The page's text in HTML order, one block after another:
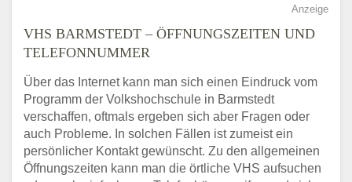
Anzeige
VHS BARMSTEDT – ÖFFNUNGSZEITEN UND
TELEFONNUMMER
Über das Internet kann man sich einen Eindruck vom
Programm der Volkshochschule in Barmstedt
verschaffen, oftmals ergeben sich aber Fragen oder
auch Probleme. In solchen Fällen ist zumeist ein
persönlicher Kontakt gewünscht. Zu den allgemeinen
Öffnungszeiten kann man die örtliche VHS aufsuchen